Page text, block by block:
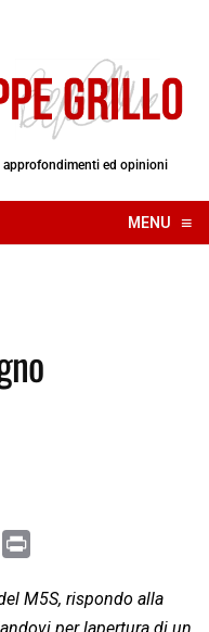
approfondimenti ed opinioni
MENU ≡
☰
i
M5S, rispondo alla